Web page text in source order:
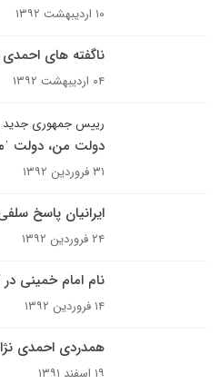
۱۰ اردیبهشت ۱۳۹۲
ناگفته های احمدی
۰۴ اردیبهشت ۱۳۹۲
رییس جمهوری جدید
دولت من، دولت
۳۱ فروردین ۱۳۹۲
ایرانیان پاسخ
۲۴ فروردین ۱۳۹۲
نام امام خمینی
۱۴ فروردین ۱۳۹۲
همدردی احمدی
۱۹ اسفند ۱۳۹۱